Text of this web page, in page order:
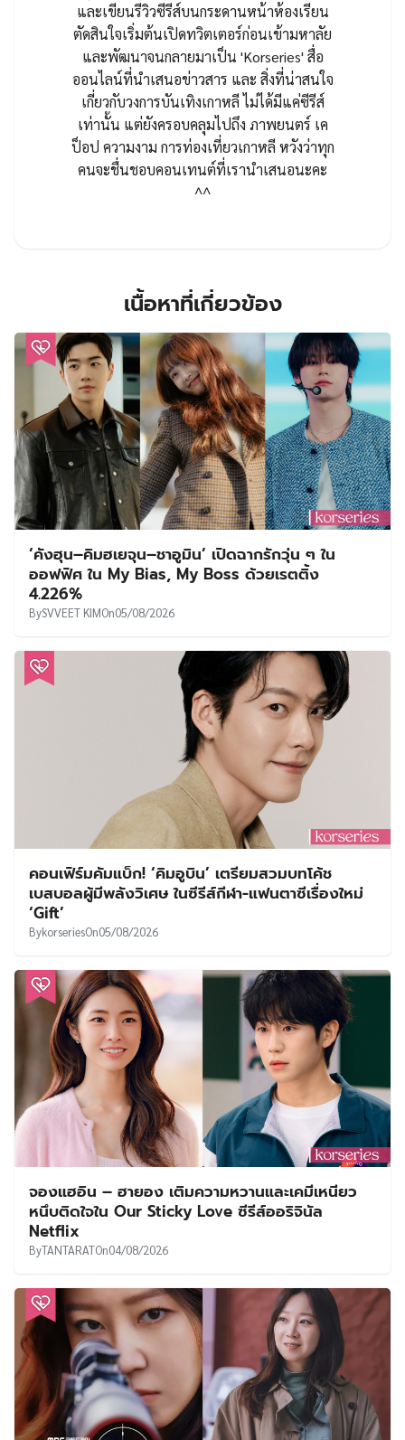
และเขียนรีวิวซีรีส์บนกระดานหน้าห้องเรียน
ตัดสินใจเริ่มต้นเปิดทวิตเตอร์ก่อนเข้ามหาลัย
และพัฒนาจนกลายมาเป็น 'Korseries' สื่อ
ออนไลน์ที่นำเสนอข่าวสาร และ สิ่งที่น่าสนใจ
เกี่ยวกับวงการบันเทิงเกาหลี ไม่ได้มีแค่ซีรีส์
เท่านั้น แต่ยังครอบคลุมไปถึง ภาพยนตร์ เค
ป็อป ความงาม การท่องเที่ยวเกาหลี หวังว่าทุก
คนจะชื่นชอบคอนเทนต์ที่เรานำเสนอนะคะ
^^
เนื้อหาที่เกี่ยวข้อง
‘คังฮุน–คิมฮเยจุน–ชาอูมิน’ เปิดฉากรักวุ่น ๆ ใน
ออฟฟิศ ใน My Bias, My Boss ด้วยเรตติ้ง
4.226%
BySVVEET KIMOn05/08/2026
คอนเฟิร์มคัมแบ็ก! ‘คิมอูบิน’ เตรียมสวมบทโค้ช
เบสบอลผู้มีพลังวิเศษ ในซีรีส์กีฬา-แฟนตาซีเรื่องใหม่
‘Gift’
BykorseriesOn05/08/2026
จองแฮอิน – ฮายอง เติมความหวานและเคมีเหนียว
หนึบติดใจใน Our Sticky Love ซีรีส์ออริจินัล
Netflix
ByTANTARATOn04/08/2026